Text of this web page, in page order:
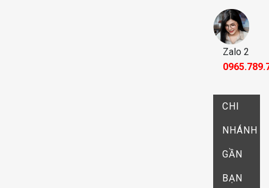
Zalo 2
CHI
NHÁNH
GẦN
BẠN